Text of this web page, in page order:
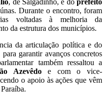
, de Salgadinho, e do prefeito
Durante o encontro, foram
voltadas à melhoria da
da estrutura dos municípios.
da articulação política e do
garantir avanços concretos
também ressaltou a
Azevêdo
e com o vice-
o apoio às ações que vêm